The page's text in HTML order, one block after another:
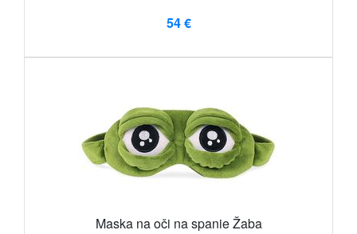
54 €
Maska na oči na spanie Žaba